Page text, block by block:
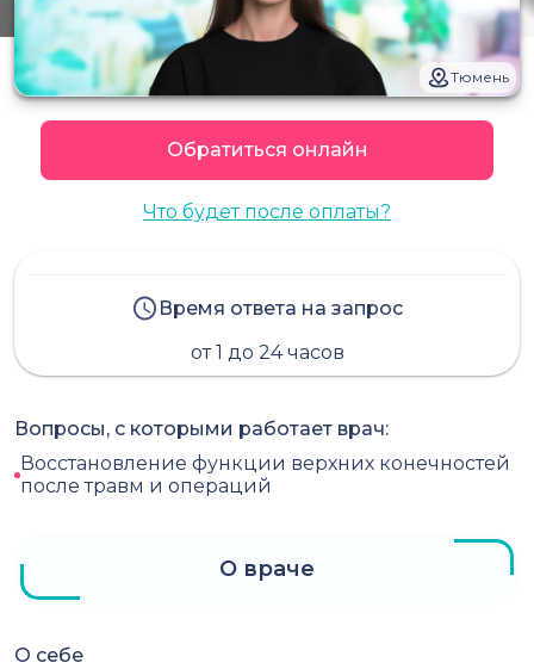
Тюмень
Обратиться онлайн
Что будет после оплаты?
Время ответа на запрос
от 1 до 24 часов
Вопросы, с которыми работает врач:
Восстановление функции верхних конечностей
после травм и операций
О враче
О себе